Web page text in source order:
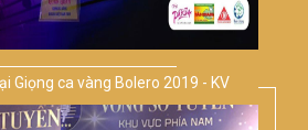
Giọng ca vàng Bolero 2019 - KV